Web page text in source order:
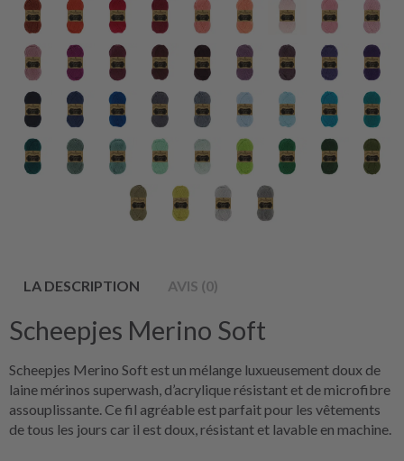
LA DESCRIPTION AVIS (0)
Scheepjes Merino Soft
Scheepjes Merino Soft est un mélange luxueusement doux de
laine mérinos superwash, d’acrylique résistant et de microfibre
assouplissante. Ce fil agréable est parfait pour les vêtements
de tous les jours car il est doux, résistant et lavable en machine.